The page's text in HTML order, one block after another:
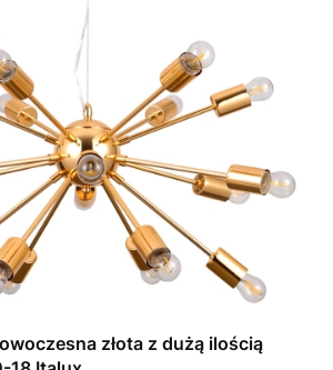
złota z dużą ilością